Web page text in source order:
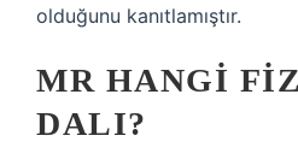
olduğunu kanıtlamıştır.
MR HANGI
DALI?